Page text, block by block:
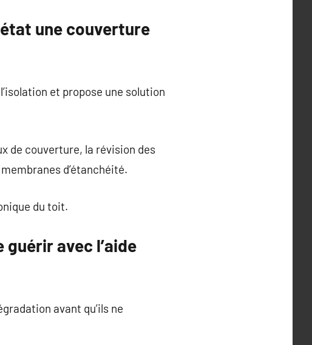
une couverture
et propose une solution
de couverture, la révision des
d’étanchéité.
du toit.
avec l’aide
avant qu’ils ne